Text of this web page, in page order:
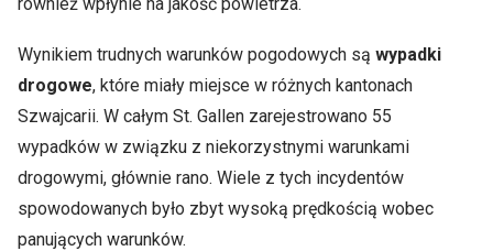
Wynikiem trudnych warunków pogodowych są wypadki
drogowe, które miały miejsce w różnych kantonach
Szwajcarii. W całym St. Gallen zarejestrowano 55
wypadków w związku z niekorzystnymi warunkami
drogowymi, głównie rano. Wiele z tych incydentów
spowodowanych było zbyt wysoką prędkością wobec
panujących warunków.